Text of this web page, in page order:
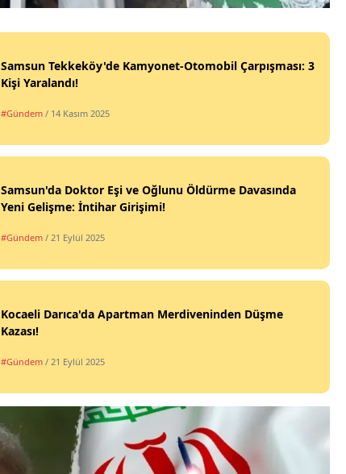
Samsun Tekkeköy'de Kamyonet-Otomobil Çarpışması: 3
Kişi Yaralandı!
#Gündem / 14 Kasım 2025
Samsun'da Doktor Eşi ve Oğlunu Öldürme Davasında
Yeni Gelişme: İntihar Girişimi!
#Gündem / 21 Eylül 2025
Kocaeli Darıca'da Apartman Merdiveninden Düşme
Kazası!
#Gündem / 21 Eylül 2025